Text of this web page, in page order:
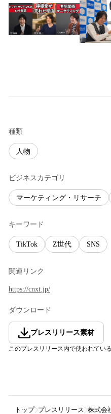
種類
人物
ビジネスカテゴリ
マーケティング・リサーチ
キーワード
TikTok Z世代 SNS
関連リンク
https://cnxt.jp/
ダウンロード
プレスリリース素材
このプレスリリース内で使われてい
トップ プレスリリース 株式会